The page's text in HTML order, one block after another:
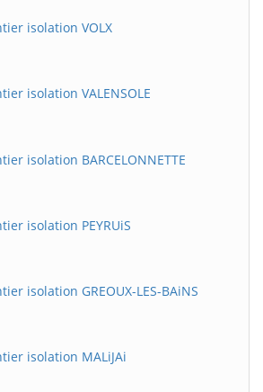
isolation VOLX
isolation VALENSOLE
isolation BARCELONNETTE
isolation PEYRUiS
isolation GREOUX-LES-BAiNS
isolation MALiJAi